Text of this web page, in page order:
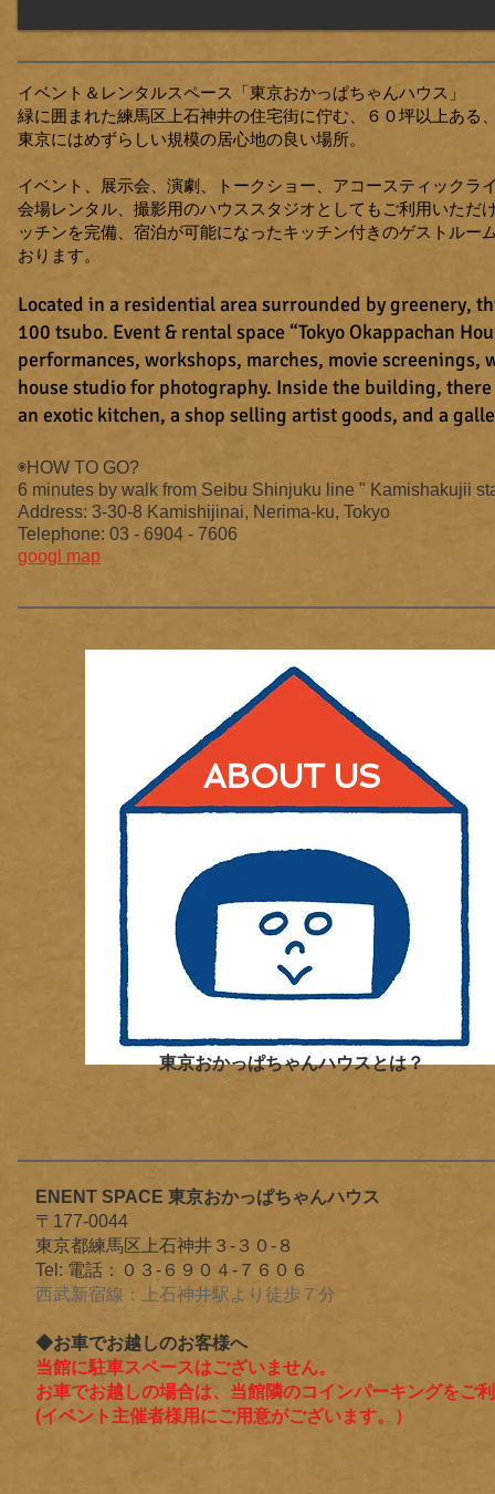
イベント＆レンタルスペース「東京おかっぱちゃんハウス」
緑に囲まれた練馬区上石神井の住宅街に佇む、６０坪以上ある
東京にはめずらしい規模の居心地の良い場所。
イベント、展示会、演劇、トークショー、アコースティック
会場レンタル、撮影用のハウススタジオとしてもご利用いた
ッチンを完備、宿泊が可能になったキッチン付きのゲストル
おります。
Located in a residential area surrounded by greenery,
100 tsubo. Event & rental space “Tokyo Okappachan
performances, workshops, marches, movie screenings,
house studio for photography. Inside the building,
an exotic kitchen, a shop selling artist goods, and a
◉HOW TO GO?
6 minutes by walk from Seibu Shinjuku line " Kamishakujii
Address: 3-30-8 Kamishijinai, Nerima-ku, Tokyo
Telephone: 03 - 6904 - 7606
googl map
ABOUT US
東京おかっぱちゃんハウスとは？
ENENT SPACE 東京おかっぱちゃんハウス
〒177-0044
東京都練馬区上石神井３-３０-８
Tel: 電話：０３-６９０４​-７６０６​
​西武新宿線：上石神井駅より徒歩７分​
◆お車でお越しのお客様へ
当館に駐車スペースはございません。
お車でお越しの場合は、当館隣のコインパーキングをご
(イベント主催者様用にご用意がございます。）